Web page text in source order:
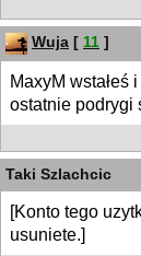
Wuja [ 11 ]
MaxyM wstałeś
ostatnie podrygi
Taki Szlachcic
[Konto tego
usuniete.]